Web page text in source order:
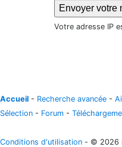
Votre adresse IP
Accueil - Recherche avancée -
Sélection - Forum -
Conditions d'utilisation - © 2026